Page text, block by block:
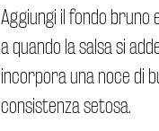
Aggiungi il fondo bruno
a quando la salsa si
incorpora una noce di
consistenza setosa.